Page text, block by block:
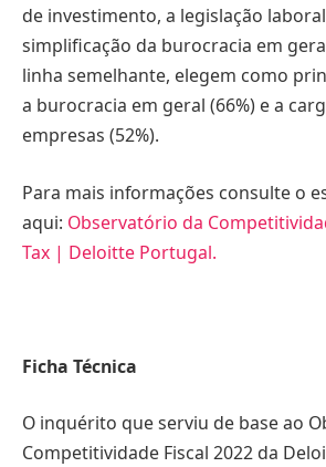
de investimento, a legislação laboral
simplificação da burocracia em
linha semelhante, elegem como
a burocracia em geral (66%) e a
empresas (52%).
Para mais informações consulte o
aqui: Observatório da
Tax | Deloitte Portugal.
Ficha Técnica
O inquérito que serviu de base ao
Competitividade Fiscal 2022 da